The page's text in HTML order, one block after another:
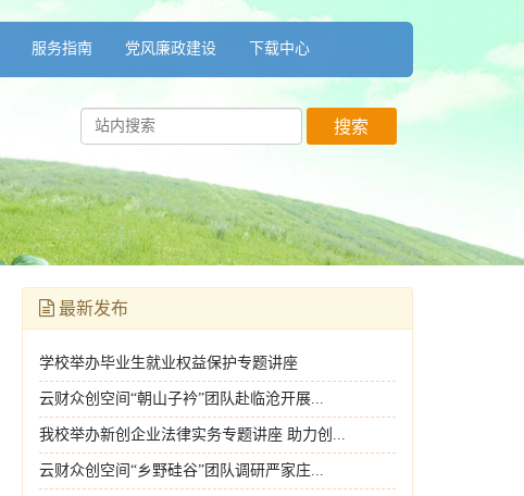
服务指南 党风廉政建设 下载中心
最新发布
学校举办毕业生就业权益保护专题讲座
云财众创空间“朝山子衿”团队赴临沧开展...
我校举办新创企业法律实务专题讲座 助力创...
云财众创空间“乡野硅谷”团队调研严家庄...